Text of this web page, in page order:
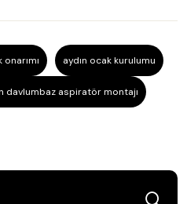
onarımı aydın ocak kurulumu
davlumbaz aspiratör montajı